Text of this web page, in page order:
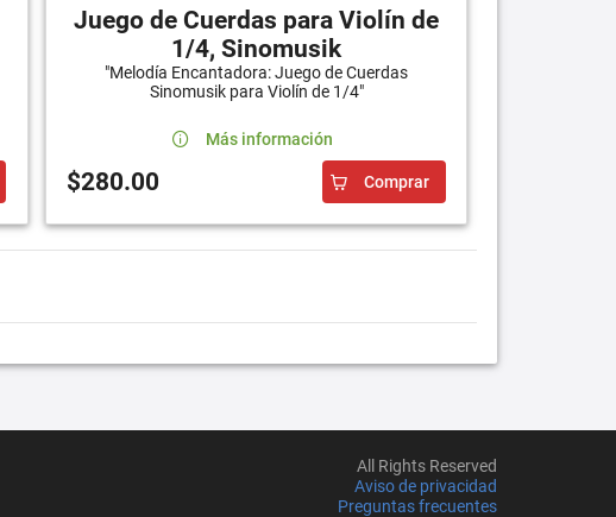
Juego de Cuerdas para Violín de
1/4, Sinomusik
"Melodía Encantadora: Juego de Cuerdas
Sinomusik para Violín de 1/4"
Más información
$280.00 Comprar
All Rights Reserved
Aviso de privacidad
Preguntas frecuentes